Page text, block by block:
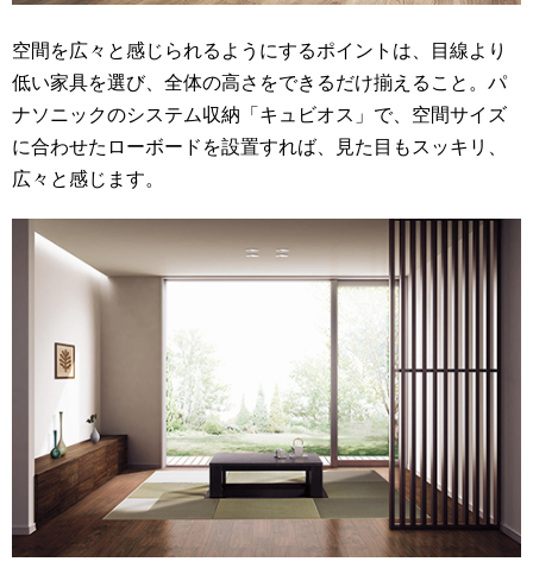
空間を広々と感じられるようにするポイントは、目線より
低い家具を選び、全体の高さをできるだけ揃えること。パ
ナソニックのシステム収納「キュビオス」で、空間サイズ
に合わせたローボードを設置すれば、見た目もスッキリ、
広々と感じます。